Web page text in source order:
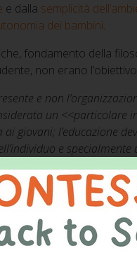
e dalla semplicità
dei bambini.
fondamento della
non erano
e non
un <<particolare
giovani; l’educazione
e specialmente
Montessori, Educazione e
di educazione
in grado di assorbire
aspetti sono